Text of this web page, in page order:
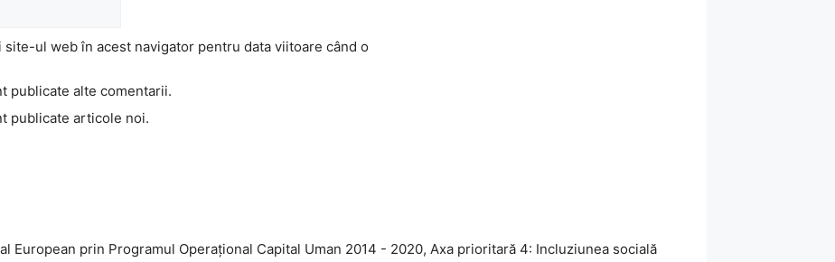
ul web în acest navigator pentru data viitoare când o
publicate alte comentarii.
publicate articole noi.
European prin Programul Operaţional Capital Uman 2014 - 2020, Axa prioritară 4: Incluziunea socială